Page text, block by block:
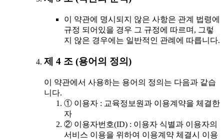
이 약관에 명시되지 않은 사항은 관계 법령에
규정 되어있을 경우 그 규정에 따르며, 그렇
지 않은 경우에는 일반적인 관례에 따릅니다.
제 4 조 (용어의 정의)
이 약관에서 사용하는 용어의 정의는 다음과 같습
니다.
① 이용자 : 교육정보원과 이용계약을 체결한
자
② 이용자번호(ID) : 이용자 식별과 이용자의
서비스 이용을 위하여 이용계약 체결시 이용